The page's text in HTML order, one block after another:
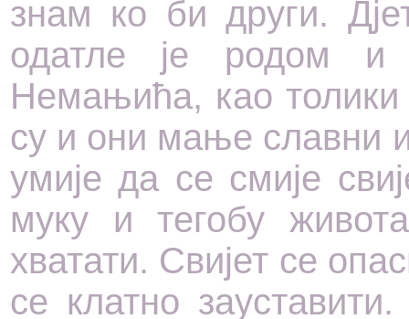
знам ко би други.
одатле је родом и
Немањића, као
су и они мање славни
умије да се смије
муку и тегобу
хватати. Свијет се
се клатно